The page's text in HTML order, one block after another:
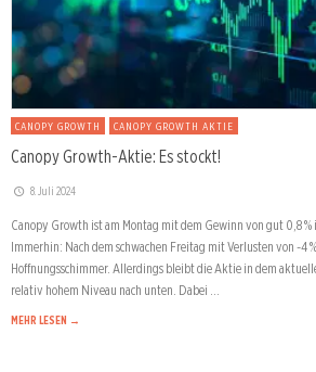
CANOPY GROWTH CANOPY GROWTH AKTIE
Canopy Growth-Aktie: Es stockt!
8. Juli 2024
Canopy Growth ist am Montag mit dem Gewinn von gut 0,8 %
Immerhin: Nach dem schwachen Freitag mit Verlusten von -4
Hoffnungsschimmer. Allerdings bleibt die Aktie in dem
relativ hohem Niveau nach unten. Dabei …
MEHR LESEN →